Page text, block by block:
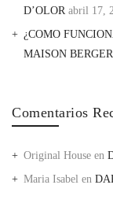
D’OLOR abril 17,
¿COMO
MAISON
Comentarios
Original House en
Maria Isabel en